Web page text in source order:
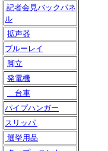
記者会見バックパネ
ル
拡声器
ブルーレイ
脚立
発電機
台車
パイプハンガー
スリッパ
選挙用品